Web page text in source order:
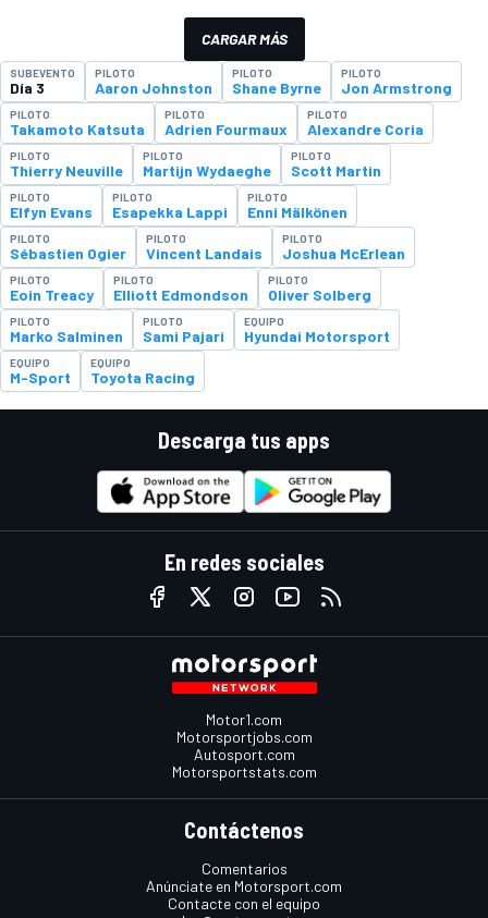
CARGAR MÁS
SUBEVENTO
Día 3
PILOTO
Aaron Johnston
PILOTO
Shane Byrne
PILOTO
Jon Armstrong
PILOTO
Takamoto Katsuta
PILOTO
Adrien Fourmaux
PILOTO
Alexandre Coria
PILOTO
Thierry Neuville
PILOTO
Martijn Wydaeghe
PILOTO
Scott Martin
PILOTO
Elfyn Evans
PILOTO
Esapekka Lappi
PILOTO
Enni Mälkönen
PILOTO
Sébastien Ogier
PILOTO
Vincent Landais
PILOTO
Joshua McErlean
PILOTO
Eoin Treacy
PILOTO
Elliott Edmondson
PILOTO
Oliver Solberg
PILOTO
Marko Salminen
PILOTO
Sami Pajari
EQUIPO
Hyundai Motorsport
EQUIPO
M-Sport
EQUIPO
Toyota Racing
Descarga tus apps
En redes sociales
Motor1.com
Motorsportjobs.com
Autosport.com
Motorsportstats.com
Contáctenos
Comentarios
Anúnciate en Motorsport.com
Contacte con el equipo